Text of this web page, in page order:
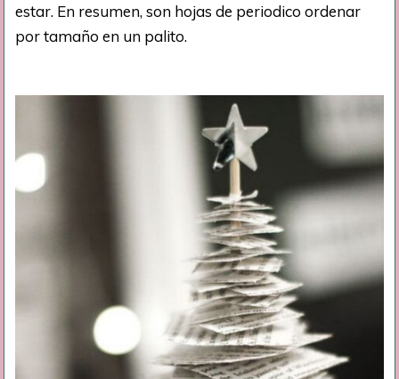
estar. En resumen, son hojas de periodico ordenar
por tamaño en un palito.